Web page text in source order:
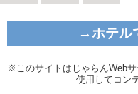
→ホテル
※このサイトはじゃらんWeb
使用してコン